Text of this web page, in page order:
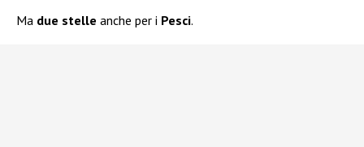
Ma due stelle anche per i Pesci.